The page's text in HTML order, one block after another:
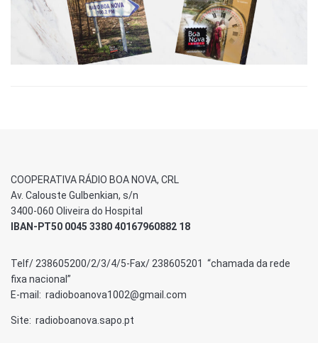
COOPERATIVA RÁDIO BOA NOVA, CRL
Av. Calouste Gulbenkian, s/n
3400-060 Oliveira do Hospital
IBAN-PT50 0045 3380 40167960882 18
Telf/ 238605200/2/3/4/5-Fax/ 238605201 “chamada da rede
fixa nacional”
E-mail: radioboanova1002@gmail.com
Site: radioboanova.sapo.pt